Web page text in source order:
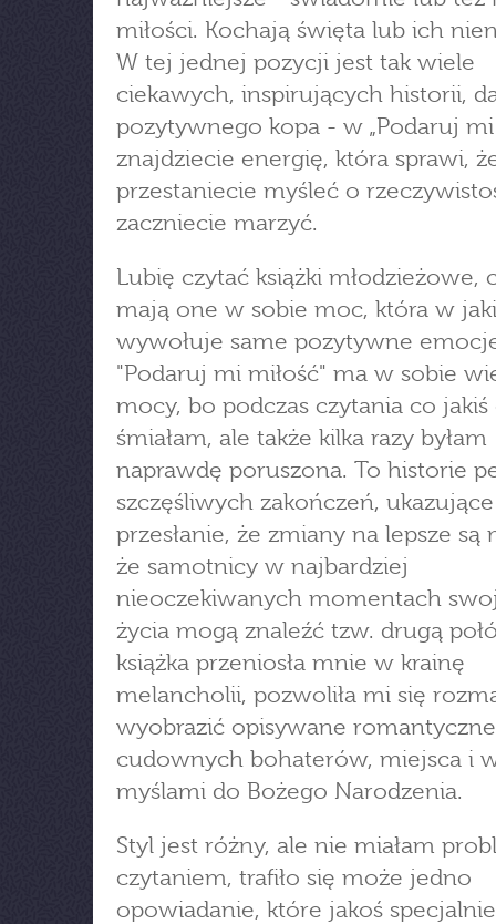
miłości. Kochają święta lub ich
W tej jednej pozycji jest tak wiele
ciekawych, inspirujących historii,
pozytywnego kopa - w „Podaruj mi
znajdziecie energię, która sprawi,
przestaniecie myśleć o
zaczniecie marzyć.
Lubię czytać książki młodzieżowe,
mają one w sobie moc, która w
wywołuje same pozytywne
"Podaruj mi miłość" ma w sobie
mocy, bo podczas czytania co jakiś
śmiałam, ale także kilka razy byłam
naprawdę poruszona. To historie
szczęśliwych zakończeń,
przesłanie, że zmiany na lepsze są
że samotnicy w najbardziej
nieoczekiwanych momentach
życia mogą znaleźć tzw. drugą
książka przeniosła mnie w krainę
melancholii, pozwoliła mi się
wyobrazić opisywane
cudownych bohaterów, miejsca i
myślami do Bożego Narodzenia.
Styl jest różny, ale nie miałam
czytaniem, trafiło się może jedno
opowiadanie, które jakoś